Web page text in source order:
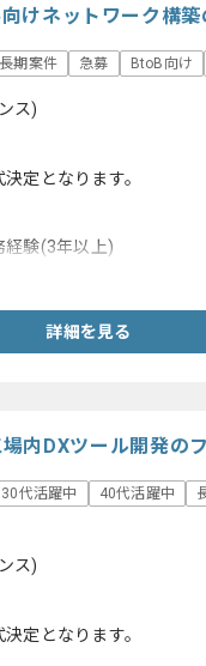
向けネットワーク構
長期案件 急募 BtoB向け
ス)
定となります。
経験(3年以上)
詳細を見る
内DXツール開発の
30代活躍中 40代活躍中
ス)
定となります。